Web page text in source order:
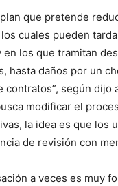
que pretende
cuales pueden
los que tramitan
hasta daños por un
según dijo
modificar el
la idea es que los
de revisión con
a veces es muy